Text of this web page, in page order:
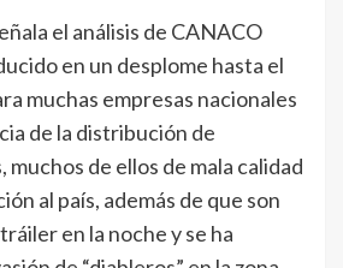
el análisis de CANACO
en un desplome hasta el
muchas empresas nacionales
de la distribución de
de ellos de mala calidad
al país, además de que son
en la noche y se ha